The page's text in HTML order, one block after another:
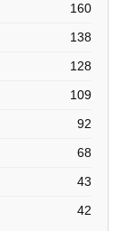
160
138
128
109
92
68
43
42